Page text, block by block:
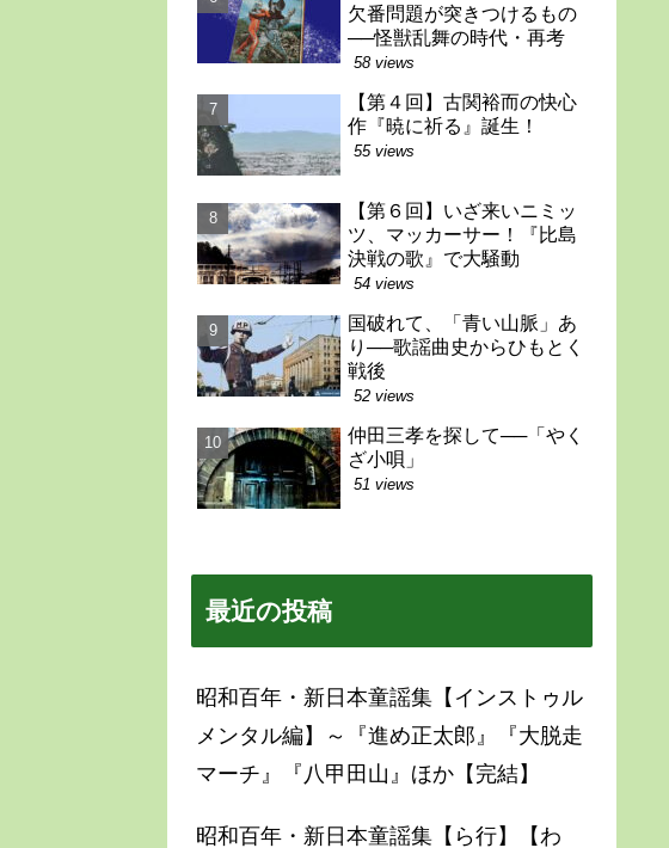
欠番問題が突きつけるもの
──怪獣乱舞の時代・再考
58 views
【第４回】古関裕而の快心
作『暁に祈る』誕生！
55 views
【第６回】いざ来いニミッ
ツ、マッカーサー！『比島
決戦の歌』で大騒動
54 views
国破れて、「青い山脈」あ
り──歌謡曲史からひもとく
戦後
52 views
仲田三孝を探して──「やく
ざ小唄」
51 views
最近の投稿
昭和百年・新日本童謡集【インストゥル
メンタル編】～『進め正太郎』『大脱走
マーチ』『八甲田山』ほか【完結】
昭和百年・新日本童謡集【ら行】【わ